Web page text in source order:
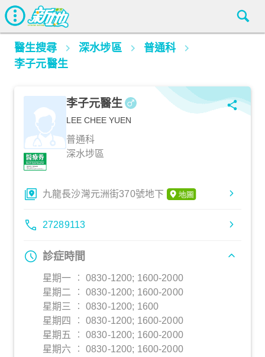
醫生搜尋 深水埗區
普通科
李子元醫生
李子元醫生
LEE CHEE YUEN
普通科
深水埗區
九龍長沙灣元洲街370號地下
27289113
診症時間
星期一 ︰ 0830-1200; 1600-2000
星期二 ︰ 0830-1200; 1600-2000
星期三 ︰ 0830-1200; 1600
星期四 ︰ 0830-1200; 1600-2000
星期五 ︰ 0830-1200; 1600-2000
星期六 ︰ 0830-1200; 1600-2000